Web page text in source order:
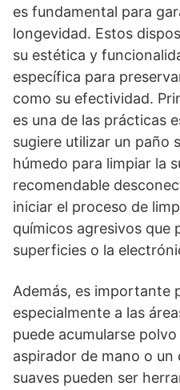
es fundamental para
longevidad. Estos
su estética y
específica para
como su efectividad.
es una de las prácticas
sugiere utilizar un paño
húmedo para limpiar la
recomendable
iniciar el proceso de
químicos agresivos que
superficies o la
Además, es importante
especialmente a las
puede acumularse
aspirador de mano o un
suaves pueden ser